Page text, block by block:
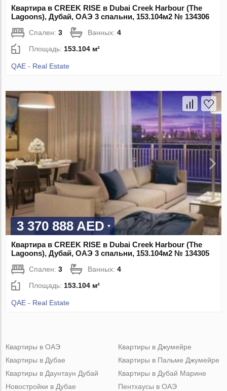
Квартира в CREEK RISE в Dubai Creek Harbour (The
Lagoons), Дубай, ОАЭ 3 спальни, 153.104м2 № 134306
Спален:3 Ванных:4
Площадь: 153.104 м²
QAE - Real Estate
3 370 888 AED
Квартира в CREEK RISE в Dubai Creek Harbour (The
Lagoons), Дубай, ОАЭ 3 спальни, 153.104м2 № 134305
Спален:3 Ванных:4
Площадь: 153.104 м²
QAE - Real Estate
Квартиры в ОАЭ
Квартиры в Дубае
Квартиры в Даунтаун Дубай
Квартиры в Джумейре
Квартиры в Пальме Джумейре
Квартиры в Дубай Марине
Новостройки в Дубае
Пентхаусы в ОАЭ